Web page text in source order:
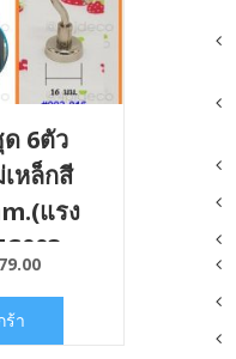
6ตัว
หล็กสี
แรง
Current
ร้า